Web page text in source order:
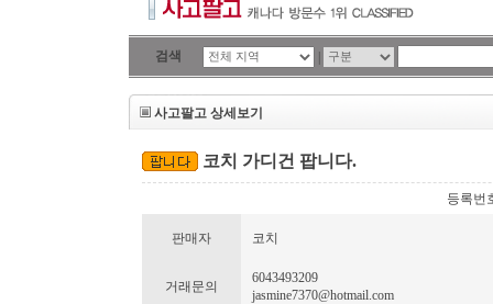
검색 |
사고팔고 상세보기
코치 가디건 팝니다.
등록번
판매자 코치
거래문의
6043493209
jasmine7370@hotmail.com